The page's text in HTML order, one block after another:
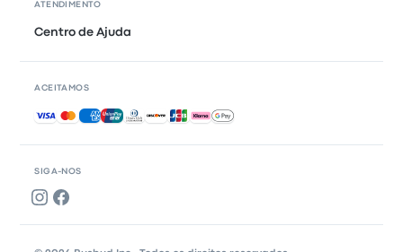
SIGA-NOS
ATENDIMENTO
Centro de Ajuda
ACEITAMOS
Pagamentos aceites